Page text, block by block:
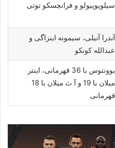
سیلویوپیولو و فرانچسکو توتی
آندرا آنیلی، سیمونه اینزاگی و
عبدالله کونکو
یوونتوس با 36 قهرمانی، اینتر
میلان با 19 و آ ث میلان با 18
قهرمانی